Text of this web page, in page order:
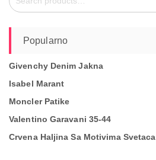
for:
Popularno
Givenchy Denim Jakna
Isabel Marant
Moncler Patike
Valentino Garavani 35-44
Crvena Haljina Sa Motivima Svetaca